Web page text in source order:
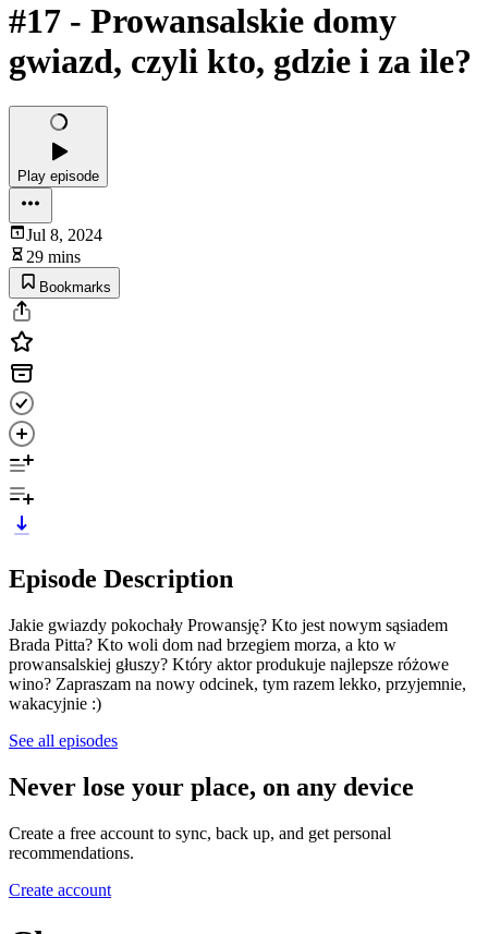
#17 - Prowansalskie domy
gwiazd, czyli kto, gdzie i za ile?
Play episode
Jul 8, 2024
29 mins
Bookmarks
Episode Description
Jakie gwiazdy pokochały Prowansję? Kto jest nowym sąsiadem
Brada Pitta? Kto woli dom nad brzegiem morza, a kto w
prowansalskiej głuszy? Który aktor produkuje najlepsze różowe
wino? Zapraszam na nowy odcinek, tym razem lekko, przyjemnie,
wakacyjnie :)
See all episodes
Never lose your place, on any device
Create a free account to sync, back up, and get personal
recommendations.
Create account